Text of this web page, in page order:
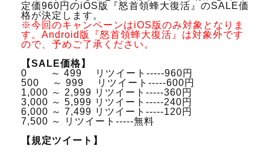
定価960円のiOS版『怒首領蜂大復活』のSALE価
格が決定します。
※今回のキャンペーンはiOS版のみ対象となりま
す。Android版『怒首領蜂大復活』は対象外です
ので、予めご了承ください。
【SALE価格】
0 ～ 499 リツイート-----960円
500 ～ 999 リツイート-----600円
1,000 ～ 2,999 リツイート-----360円
3,000 ～ 5,999 リツイート-----240円
6,000 ～ 7,499 リツイート-----120円
7,500 ～ リツイート-----無料
【規定ツイート】